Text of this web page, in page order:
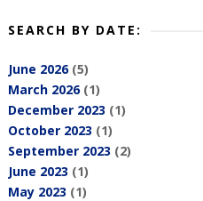
SEARCH BY DATE:
June 2026(5)
March 2026(1)
December 2023 (1)
October 2023 (1)
September 2023 (2)
June 2023 (1)
May 2023 (1)